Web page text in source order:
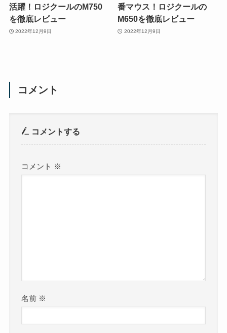
活躍！ロジクールのM750
を徹底レビュー
2022年12月9日
番マウス！ロジクールの
M650を徹底レビュー
2022年12月9日
コメント
コメントする
コメント ※
名前 ※